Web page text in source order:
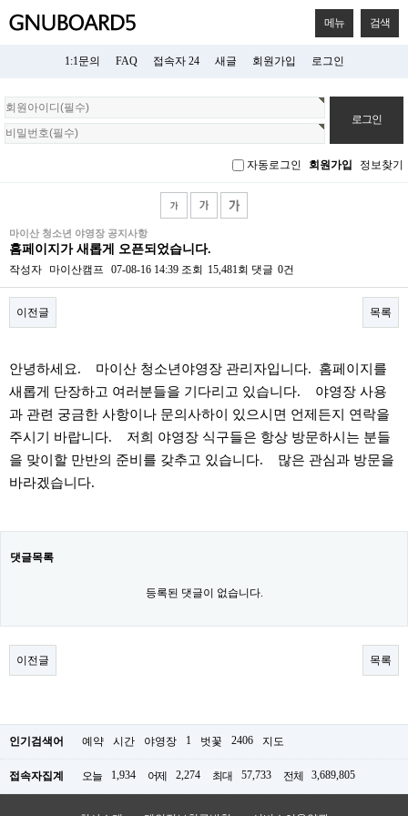
메뉴 검색
1:1문의 FAQ 접속자 24 새글 회원가입 로그인
회
원
로
자동로그인 회원가입 정보찾기
마이산 청소년 야영장 공지사항
홈페이지가 새롭게 오픈되었습니다.
작성자 마이산캠프 07-08-16 14:39 조회 15,481회 댓글 0건
이전글 목록
안녕하세요. 마이산 청소년야영장 관리자입니다. 홈페이지를
새롭게 단장하고 여러분들을 기다리고 있습니다. 야영장 사용
과 관련 궁금한 사항이나 문의사하이 있으시면 언제든지 연락을
주시기 바랍니다. 저희 야영장 식구들은 항상 방문하시는 분들
을 맞이할 만반의 준비를 갖추고 있습니다. 많은 관심과 방문을
바라겠습니다.
댓글목록
등록된 댓글이 없습니다.
이전글 목록
인기검색어 예약 시간 야영장 1 벗꽃 2406 지도
접속자집계 오늘 1,934 어제 2,274 최대 57,733 전체 3,689,805